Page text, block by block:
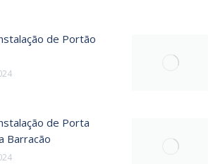
de Portão
de Porta
Barracão